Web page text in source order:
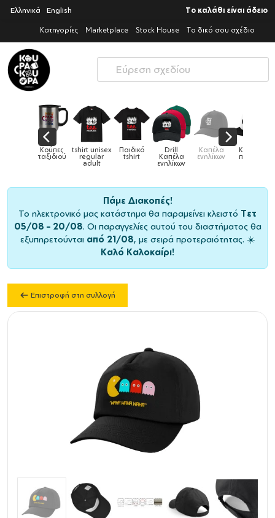
Ελληνικά English Το καλάθι είναι άδειο
Κατηγορίες Marketplace Stock House Το δικό σου σχέδιο
Drill
Καπέλα
Καπέλα
ενηλίκων
Καπέλα
παιδικά Κούπες Κούπες
ειδικές
Πάμε Διακοπές!
Το ηλεκτρονικό μας κατάστημα θα παραμείνει κλειστό Τετ
05/08 – 20/08. Οι παραγγελίες αυτού του διαστήματος θα
εξυπηρετούνται από 21/08, με σειρά προτεραιότητας. ☀️
Καλό Καλοκαίρι!
Επιστροφή στη συλλογή